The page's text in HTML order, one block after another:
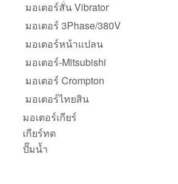
มอเตอร์สั่น Vibrator
มอเตอร์ 3Phase/380V
มอเตอร์หน้าแปลน
มอเตอร์-Mitsubishi
มอเตอร์ Crompton
มอเตอร์ไทยสิน
มอเตอร์เกียร์
เกียร์ทด
ปั๊มน้ำ